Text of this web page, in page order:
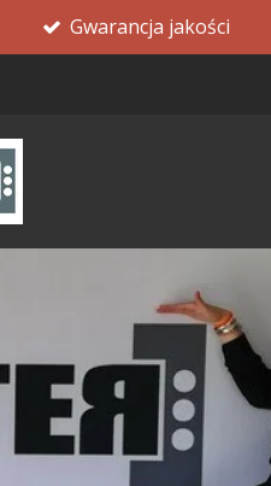
Gwarancja jakości